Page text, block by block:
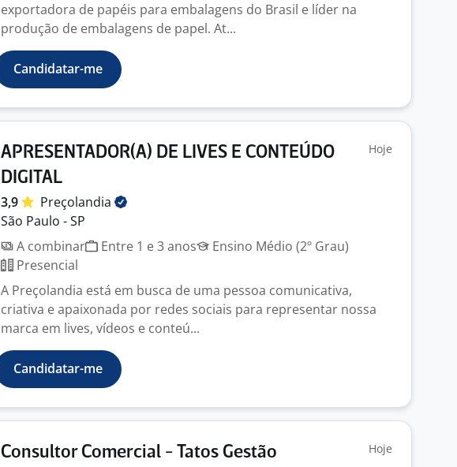
exportadora de papéis para embalagens do Brasil e líder na
produção de embalagens de papel. At...
Candidatar-me
APRESENTADOR(A) DE LIVES E CONTEÚDO
DIGITAL
Hoje
3,9
Preçolandia
São Paulo - SP
A combinar
Entre 1 e 3 anos
Ensino Médio (2º Grau)
Presencial
A Preçolandia está em busca de uma pessoa comunicativa,
criativa e apaixonada por redes sociais para representar nossa
marca em lives, vídeos e conteú...
Candidatar-me
Consultor Comercial - Tatos Gestão Hoje